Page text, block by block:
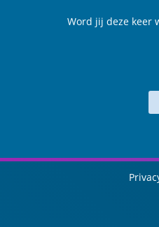
Word jij deze keer